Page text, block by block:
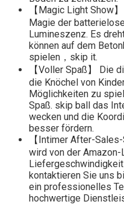
【Magic Light Show
Magie der
Lumineszenz. Es
können auf dem
spielen，skip it.
【Voller Spaß】 Die
die Knöchel von
Möglichkeiten zu
Spaß. skip ball das
wecken und die
besser fördern.
【Intimer After-
wird von der
kontaktieren Sie uns
ein professionelles
hochwertige